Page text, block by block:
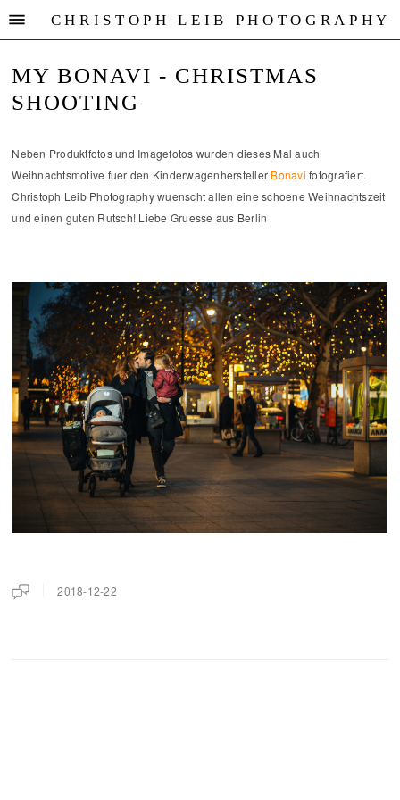
CHRISTOPH LEIB PHOTOGRAPHY
MY BONAVI - CHRISTMAS
SHOOTING
Neben Produktfotos und Imagefotos wurden dieses Mal auch
Weihnachtsmotive fuer den Kinderwagenhersteller Bonavi fotografiert.
Christoph Leib Photography wuenscht allen eine schoene Weihnachtszeit
und einen guten Rutsch! Liebe Gruesse aus Berlin
2018-12-22